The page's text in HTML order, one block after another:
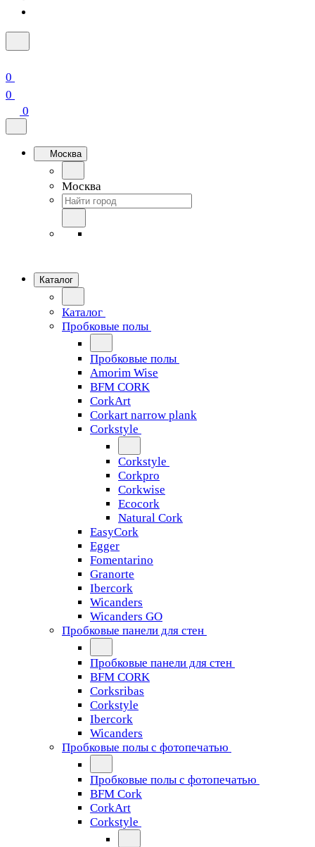
0
0
0
Москва
Москва
Каталог
Каталог
Пробковые полы
Пробковые полы
Amorim Wise
BFM CORK
CorkArt
Corkart narrow plank
Corkstyle
Corkstyle
Corkpro
Corkwise
Ecocork
Natural Cork
EasyCork
Egger
Fomentarino
Granorte
Ibercork
Wicanders
Wicanders GO
Пробковые панели для стен
Пробковые панели для стен
BFM CORK
Corksribas
Corkstyle
Ibercork
Wicanders
Пробковые полы с фотопечатью
Пробковые полы с фотопечатью
BFM Cork
CorkArt
Corkstyle